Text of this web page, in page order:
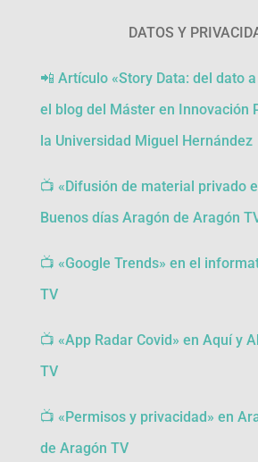
DATOS Y
📲 Artículo «Story Data: del dato
el blog del Máster en Innovación
la Universidad Miguel Hernández
📺 «Difusión de material privado
Buenos días Aragón de Aragón
📺 «Google Trends» en el
TV
📺 «App Radar Covid» en Aquí y
TV
📺 «Permisos y privacidad» en
de Aragón TV